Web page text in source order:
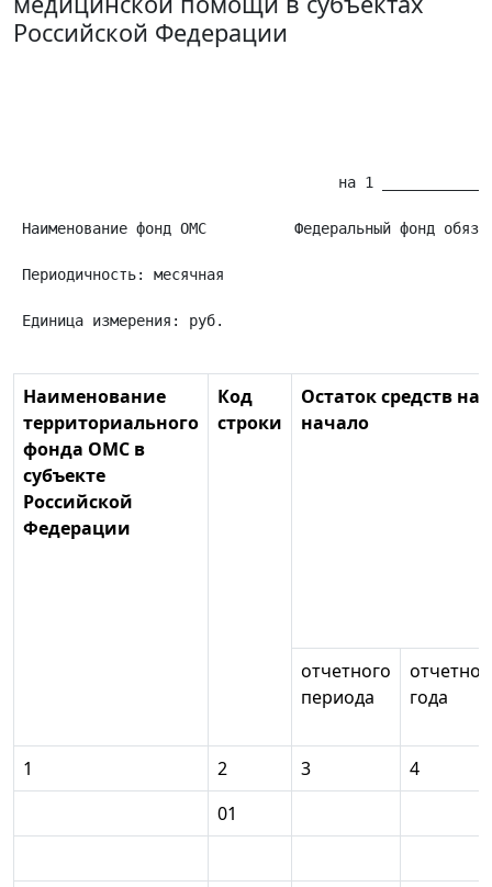
Российской Федерации
на 1
Наименование фонд ОМС          Федеральный
Периодичность: месячная
Единица измерения: руб.
Наименование
территориального
фонда ОМС в
субъекте
Российской
Федерации
Код
строки
Остаток средств на
начало
отчетного
периода
года
1 2 3
4
01